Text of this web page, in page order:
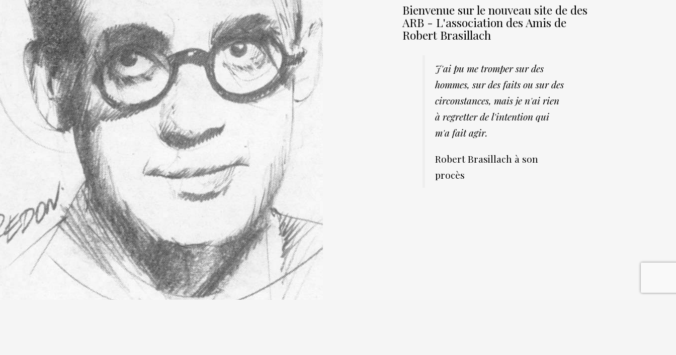
Bienvenue surlenouveau site de des
ARB - L'association des Amis de
Robert Brasillach
J'ai pu me tromper sur des
hommes, sur des faits ou sur des
circonstances, mais je n'ai rien
à regretter de l'intention qui
m'a fait agir.
Robert Brasillach à son
procès